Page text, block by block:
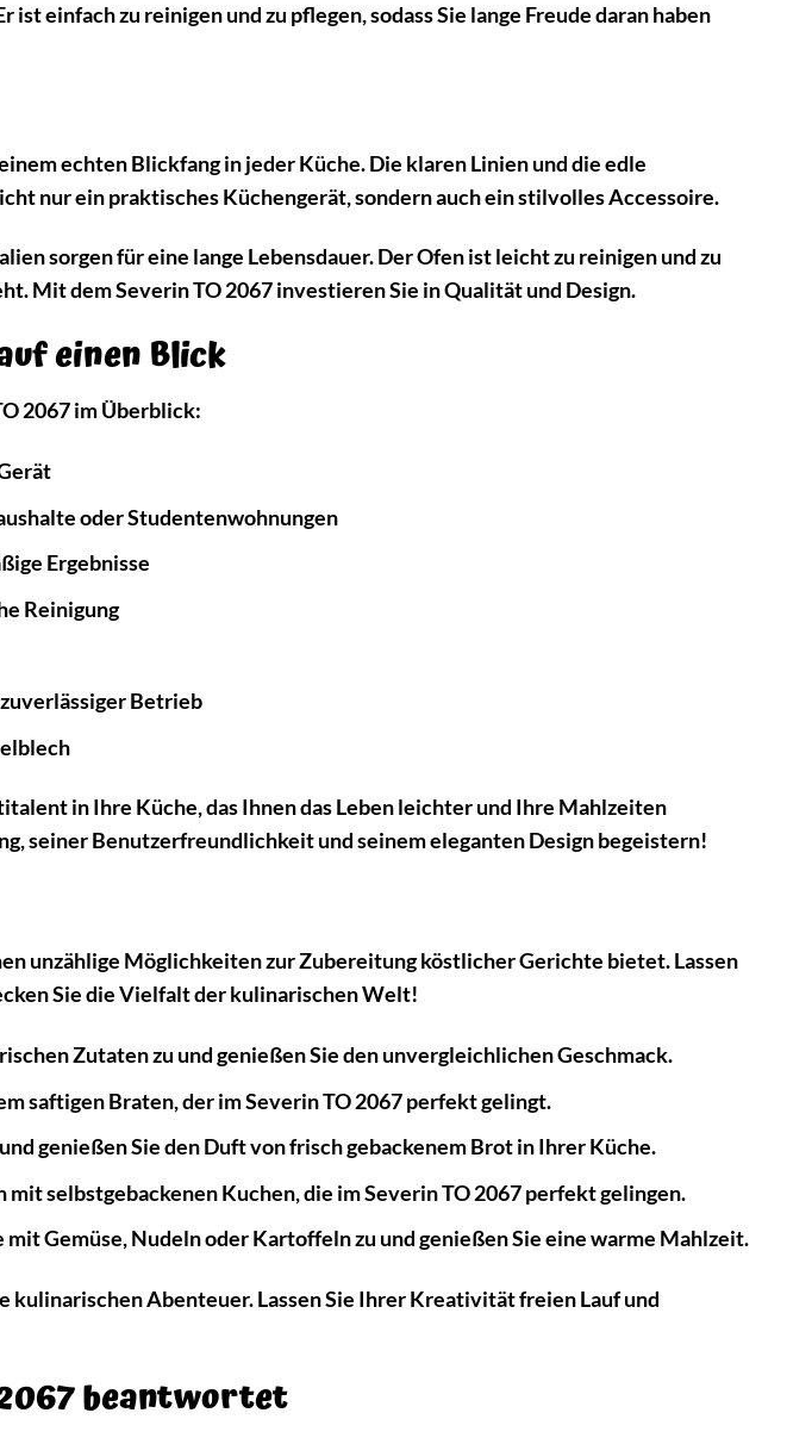
einfach zu reinigen und zu pflegen, sodass Sie lange Freude daran haben
echten Blickfang in jeder Küche. Die klaren Linien und die edle
nur ein praktisches Küchengerät, sondern auch ein stilvolles Accessoire.
sorgen für eine lange Lebensdauer. Der Ofen ist leicht zu reinigen und zu
Mit dem Severin TO 2067 investieren Sie in Qualität und Design.
einen Blick
2067 im Überblick:
oder Studentenwohnungen
Ergebnisse
Reinigung
Betrieb
in Ihre Küche, das Ihnen das Leben leichter und Ihre Mahlzeiten
seiner Benutzerfreundlichkeit und seinem eleganten Design begeistern!
unzählige Möglichkeiten zur Zubereitung köstlicher Gerichte bietet. Lassen
Sie die Vielfalt der kulinarischen Welt!
Zutaten zu und genießen Sie den unvergleichlichen Geschmack.
saftigen Braten, der im Severin TO 2067 perfekt gelingt.
genießen Sie den Duft von frisch gebackenem Brot in Ihrer Küche.
mit selbstgebackenen Kuchen, die im Severin TO 2067 perfekt gelingen.
Gemüse, Nudeln oder Kartoffeln zu und genießen Sie eine warme Mahlzeit.
kulinarischen Abenteuer. Lassen Sie Ihrer Kreativität freien Lauf und
2067 beantwortet